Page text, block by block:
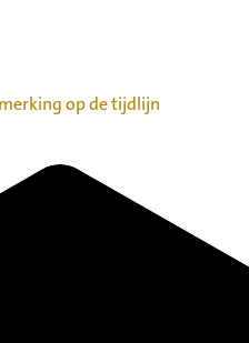
op de tijdlijn